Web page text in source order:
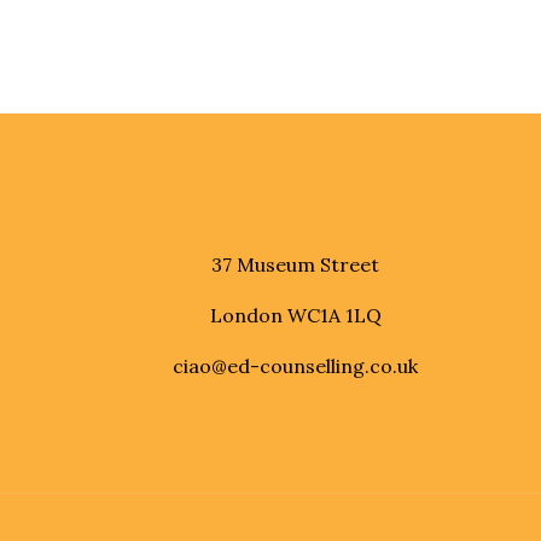
37 Museum Street
London WC1A 1LQ
ciao@ed-counselling.co.uk